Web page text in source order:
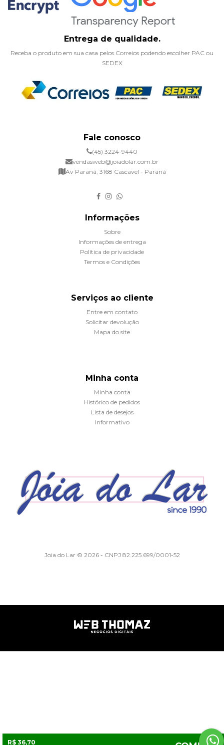
R$ 36,70
Entrega de qualidade.
Receba o produto em sua casa pelos Correios podendo escolher PAC ou
SEDEX
Fale conosco
(45) 3224-9440
vendasweb@joiadolar.com.br
Av Paraná, 3168 Cascavel - Paraná
Informações
Sobre
Informações de entrega
Política de privacidade
Termos e Condições
Serviços ao cliente
Entre em contato
Solicitar devolução
Mapa do site
Minha conta
Minha conta
Histórico de pedidos
Lista de desejos
Informativo
Joia do Lar © 2026 - CNPJ 82.225.699/0001-52